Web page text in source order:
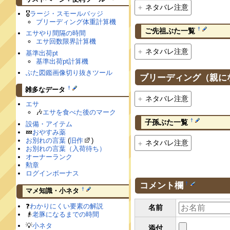
ネタバレ注意
ご先祖ぶた一覧 †
ネタバレ注意
ブリーディング（親に
ネタバレ注意
子孫ぶた一覧 †
ネタバレ注意
コメント欄 †
名前
添付
🎖ラージ・スモールバッジ
ブリーディング体重計算機
エサやり間隔の時間
エサ回数限界計算機
基準出荷pt
基準出荷pt計算機
ぶた図鑑画像切り抜きツール
雑多なデータ †
エサ
🎶エサを食べた後のマーク
設備・アイテム
💤おやすみ薬
お別れの言葉 (旧作
)
お別れの言葉（入荷待ち）
オーナーランク
勲章
ログインボーナス
マメ知識・小ネタ †
❓わかりにくい要素の解説
👴老豚になるまでの時間
💡小ネタ